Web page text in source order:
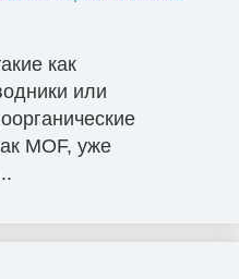
как
или
MOF, уже